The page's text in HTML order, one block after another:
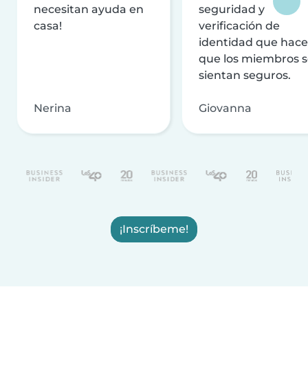
necesitan ayuda en
casa!
Nerina
seguridad y
verificación de
identidad que
que los miembros
sientan seguros.
Giovanna
¡Inscríbeme!